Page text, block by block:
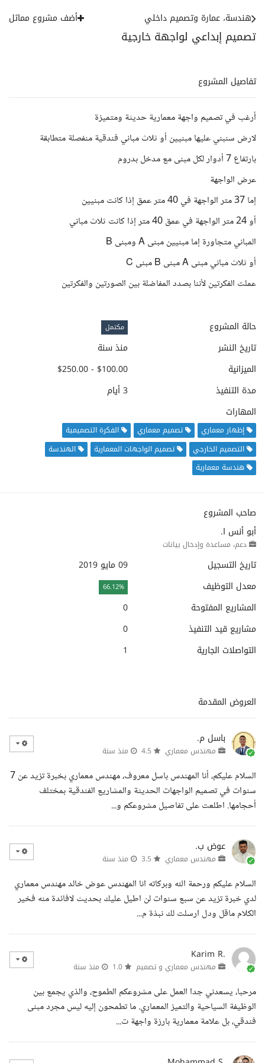
تصميم إبداعي لواجهة خارجية
هندسة، عمارة وتصميم داخلي أضف مشروع مماثل
تفاصيل المشروع
أرغب في تصميم واجهة معمارية حديثة ومتميزة
لارض سنبني عليها مبنيين أو ثلاث مباني فندقية منفصلة متطابقة
بارتفاع 7 أدوار لكل مبنى مع مدخل بدروم
عرض الواجهة
إما 37 متر الواجهة في 40 متر عمق إذا كانت مبنيين
أو 24 متر الواجهة في عمق 40 متر إذا كانت ثلاث مباني
المباني متجاورة إما مبنيين مبنى A ومبنى B
أو ثلاث مباني مبنى A مبنى B مبنى C
عملت الفكرتين لأننا بصدد المفاضلة بين الصورتين والفكرتين
حالة المشروع مكتمل
تاريخ النشر
منذ سنة
الميزانية
$100.00 - $250.00
مدة التنفيذ
3 أيام
المهارات
إظهار معماري تصميم معماري
الفكرة التصميمية
التصميم الخارجي
تصميم الواجهات المعمارية
الهندسة
هندسة معمارية
صاحب المشروع
أبو أنس ا.
دعم، مساعدة وإدخال بيانات
تاريخ التسجيل
09 مايو 2019
معدل التوظيف
66.12%
المشاريع المفتوحة
0
مشاريع قيد التنفيذ
0
التواصلات الجارية
1
العروض المقدمة
باسل م.
مهندس معماري منذ سنة
السلام عليكم، أنا المهندس باسل معروف، مهندس معماري بخبرة تزيد عن 7
سنوات في تصميم الواجهات الحديثة والمشاريع الفندقية بمختلف
أحجامها. اطلعت على تفاصيل مشروعكم و...
عوض ب.
مهندس معماري منذ سنة
السلام عليكم ورحمة الله وبركاته انا المهندس عوض خالد مهندس معماري
لدي خبرة تزيد عن سبع سنوات لن اطيل عليك بحديث لافائدة منه فخير
الكلام ماقل ودل ارسلت لك نبذة م...
Karim R.
مهندس معماري و تصميم منذ سنة
مرحبا، يسعدني جدا العمل على مشروعكم الطموح، والذي يجمع بين
الوظيفة السياحية والتميز المعماري. ما تطمحون إليه ليس مجرد مبنى
فندقي، بل علامة معمارية بارزة واجهة ت...